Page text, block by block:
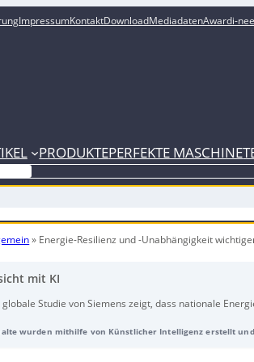
ImpressumKontaktDownloadMediadatenAwardi-
PRODUKTEPERFEKTE MASCHINE
» Energie-Resilienz und -Unabhängigkeit
mit KI
globale Studie von Siemens zeigt, dass nationale
Energieversorgung für Führungskräfte das
wurden mithilfe von Künstlicher Intelligenz erstellt